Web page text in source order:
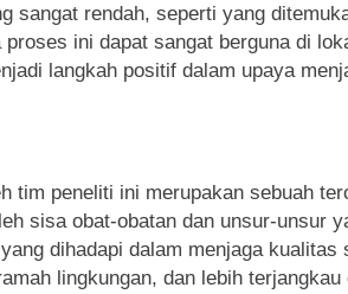
sangat rendah, seperti yang
ini dapat sangat berguna di
langkah positif dalam upaya
tim peneliti ini merupakan sebuah
sisa obat-obatan dan unsur-unsur
dihadapi dalam menjaga kualitas
lingkungan, dan lebih terjangkau